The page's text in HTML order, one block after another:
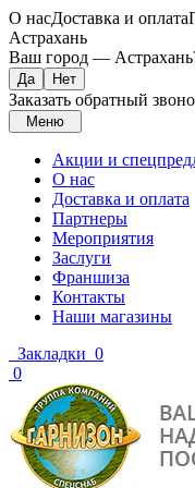
О насДоставка и оплата
Астрахань
Ваш город — Астрахань
Заказать обратный
Меню
Акции и
О нас
Доставка и оплата
Партнеры
Мероприятия
Заслуги
Франшиза
Контакты
Наши магазины
Закладки 0
0